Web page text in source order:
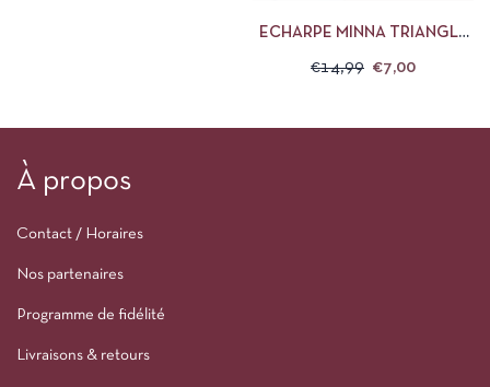
ECHARPE MINNA TRIANGLE
€14,99 €7,00
À propos
Contact / Horaires
Nos partenaires
Programme de fidélité
Livraisons & retours